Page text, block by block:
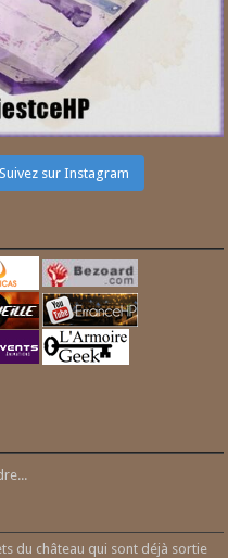
Suivez sur Instagram
du château qui sont déjà sortie